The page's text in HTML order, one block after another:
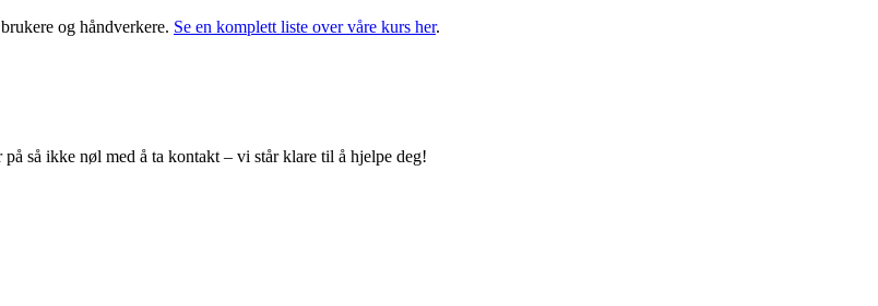
og håndverkere. Se en komplett liste over våre kurs her.
så ikke nøl med å ta kontakt – vi står klare til å hjelpe deg!